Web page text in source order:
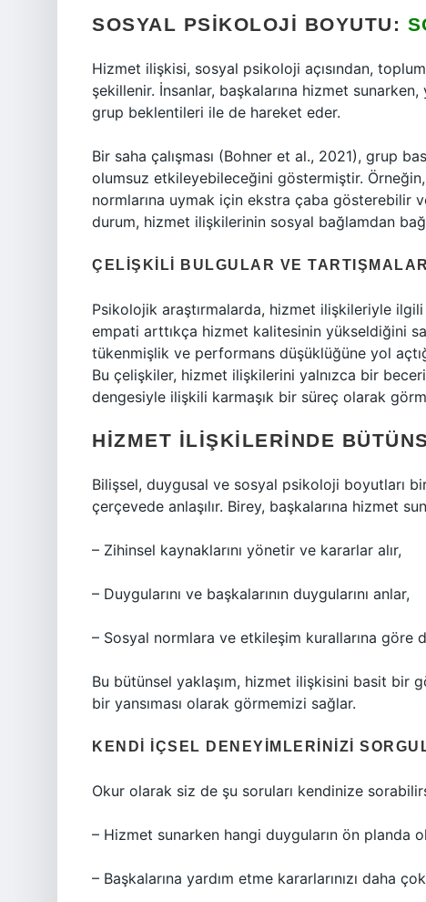
SOSYAL PSIKOLOJI BOYUTU:
Hizmet ilişkisi, sosyal psikoloji açısından,
şekillenir. İnsanlar, başkalarına hizmet
grup beklentileri ile de hareket eder.
Bir saha çalışması (Bohner et al., 2021), grup
olumsuz etkileyebileceğini göstermiştir.
normlarına uymak için ekstra çaba gösterebilir
durum, hizmet ilişkilerinin sosyal bağlamdan
ÇELIŞKILI BULGULAR VE TARTIŞMALAR
Psikolojik araştırmalarda, hizmet ilişkileriyle
empati arttıkça hizmet kalitesinin yükseldiğini
tükenmişlik ve performans düşüklüğüne yol
Bu çelişkiler, hizmet ilişkilerini yalnızca bir
dengesiyle ilişkili karmaşık bir süreç olarak
HIZMET İLIŞKILERINDE
Bilişsel, duygusal ve sosyal psikoloji boyutları
çerçevede anlaşılır. Birey, başkalarına hizmet
– Zihinsel kaynaklarını yönetir ve kararlar alır,
– Duygularını ve başkalarının duygularını anlar,
– Sosyal normlara ve etkileşim kurallarına göre
Bu bütünsel yaklaşım, hizmet ilişkisini basit bir
bir yansıması olarak görmemizi sağlar.
KENDI İÇSEL DENEYIMLERINIZI
Okur olarak siz de şu soruları kendinize
– Hizmet sunarken hangi duyguların ön planda
– Başkalarına yardım etme kararlarınızı daha